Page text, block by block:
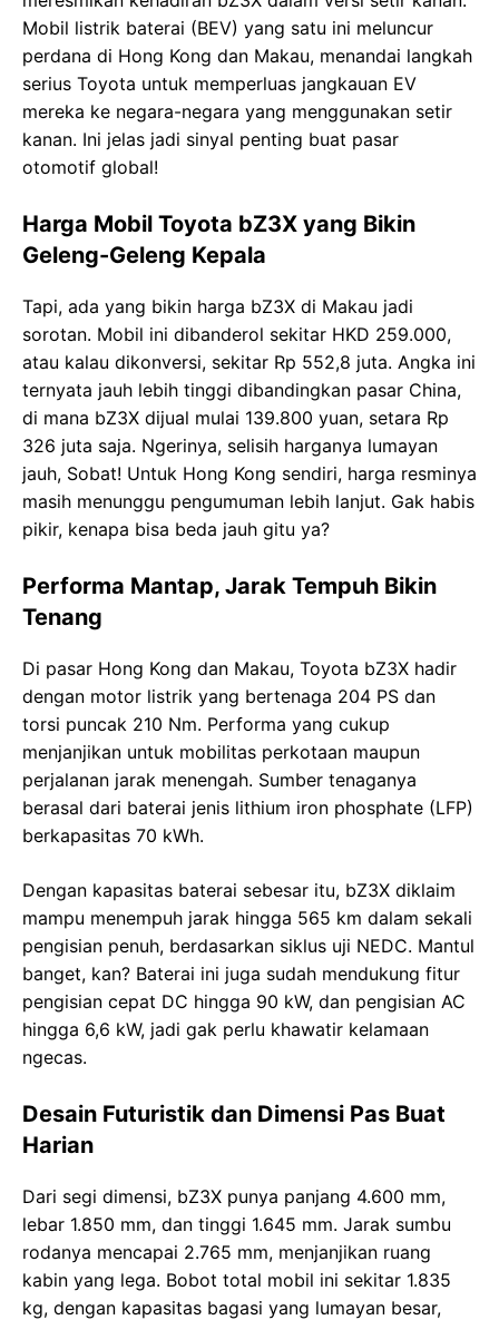
Mobil listrik baterai (BEV) yang satu ini meluncur
perdana di Hong Kong dan Makau, menandai langkah
serius Toyota untuk memperluas jangkauan EV
mereka ke negara-negara yang menggunakan setir
kanan. Ini jelas jadi sinyal penting buat pasar
otomotif global!
Harga Mobil Toyota bZ3X yang Bikin
Geleng-Geleng Kepala
Tapi, ada yang bikin harga bZ3X di Makau jadi
sorotan. Mobil ini dibanderol sekitar HKD 259.000,
atau kalau dikonversi, sekitar Rp 552,8 juta. Angka ini
ternyata jauh lebih tinggi dibandingkan pasar China,
di mana bZ3X dijual mulai 139.800 yuan, setara Rp
326 juta saja. Ngerinya, selisih harganya lumayan
jauh, Sobat! Untuk Hong Kong sendiri, harga resminya
masih menunggu pengumuman lebih lanjut. Gak habis
pikir, kenapa bisa beda jauh gitu ya?
Performa Mantap, Jarak Tempuh Bikin
Tenang
Di pasar Hong Kong dan Makau, Toyota bZ3X hadir
dengan motor listrik yang bertenaga 204 PS dan
torsi puncak 210 Nm. Performa yang cukup
menjanjikan untuk mobilitas perkotaan maupun
perjalanan jarak menengah. Sumber tenaganya
berasal dari baterai jenis lithium iron phosphate (LFP)
berkapasitas 70 kWh.
Dengan kapasitas baterai sebesar itu, bZ3X diklaim
mampu menempuh jarak hingga 565 km dalam sekali
pengisian penuh, berdasarkan siklus uji NEDC. Mantul
banget, kan? Baterai ini juga sudah mendukung fitur
pengisian cepat DC hingga 90 kW, dan pengisian AC
hingga 6,6 kW, jadi gak perlu khawatir kelamaan
ngecas.
Desain Futuristik dan Dimensi Pas Buat
Harian
Dari segi dimensi, bZ3X punya panjang 4.600 mm,
lebar 1.850 mm, dan tinggi 1.645 mm. Jarak sumbu
rodanya mencapai 2.765 mm, menjanjikan ruang
kabin yang lega. Bobot total mobil ini sekitar 1.835
kg, dengan kapasitas bagasi yang lumayan besar,